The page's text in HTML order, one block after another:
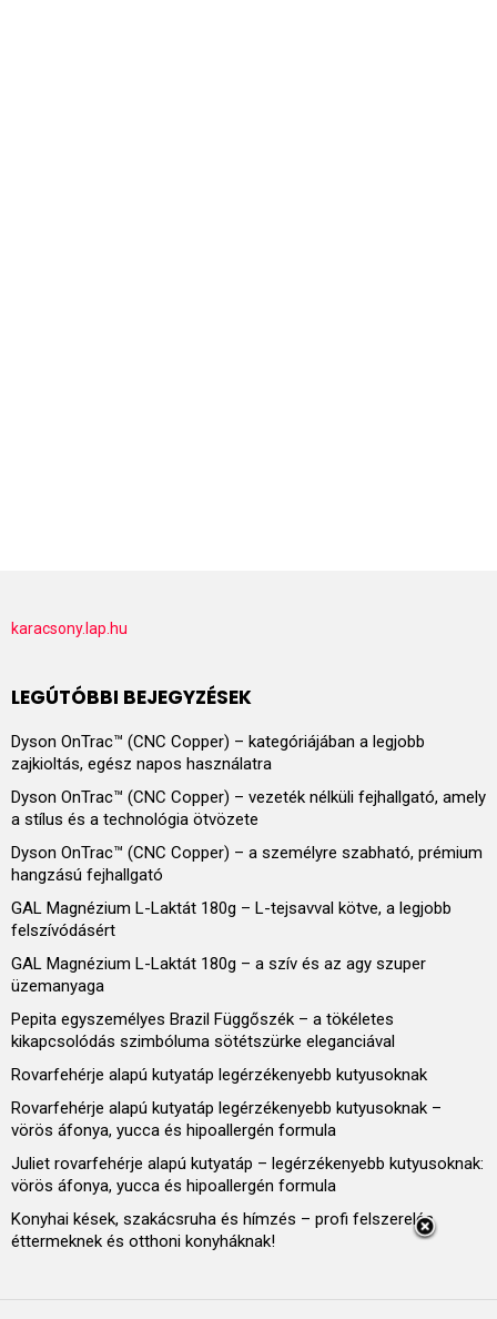
karacsony.lap.hu
LEGÚTÓBBI BEJEGYZÉSEK
Dyson OnTrac™ (CNC Copper) – kategóriájában a legjobb
zajkioltás, egész napos használatra
Dyson OnTrac™ (CNC Copper) – vezeték nélküli fejhallgató, amely
a stílus és a technológia ötvözete
Dyson OnTrac™ (CNC Copper) – a személyre szabható, prémium
hangzású fejhallgató
GAL Magnézium L-Laktát 180g – L-tejsavval kötve, a legjobb
felszívódásért
GAL Magnézium L-Laktát 180g – a szív és az agy szuper
üzemanyaga
Pepita egyszemélyes Brazil Függőszék – a tökéletes
kikapcsolódás szimbóluma sötétszürke eleganciával
Rovarfehérje alapú kutyatáp legérzékenyebb kutyusoknak
Rovarfehérje alapú kutyatáp legérzékenyebb kutyusoknak –
vörös áfonya, yucca és hipoallergén formula
Juliet rovarfehérje alapú kutyatáp – legérzékenyebb kutyusoknak:
vörös áfonya, yucca és hipoallergén formula
Konyhai kések, szakácsruha és hímzés – profi felszerelés
éttermeknek és otthoni konyháknak!